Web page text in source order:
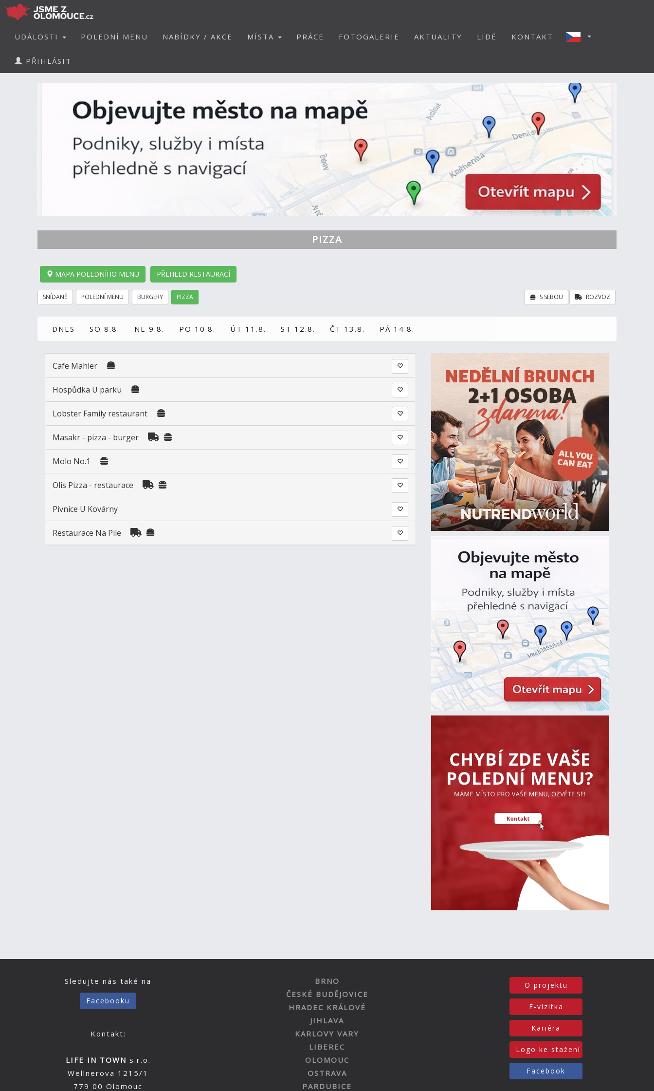
UDÁLOSTI POLEDNÍ MENU NABÍDKY / AKCE MÍSTA PRÁCE FOTOGALERIE AKTUALITY LIDÉ KONTAKT
PŘIHLÁSIT
PIZZA
MAPA POLEDNÍHO MENU PŘEHLED RESTAURACÍ
SNÍDANĚ POLEDNÍ MENU BURGERY PIZZA ROZVOZ
S SEBOU
DNES SO 8.8. NE 9.8. PO 10.8. ÚT 11.8. ST 12.8. ČT 13.8. PÁ 14.8.
Cafe Mahler
Hospůdka U parku
Lobster Family restaurant
Masakr - pizza - burger
Molo No.1
Olis Pizza - restaurace
Pivnice U Kovárny
Restaurace Na Pile
Sledujte nás také na
Facebooku
Kontakt:
LIFE IN TOWN s.r.o.
Wellnerova 1215/1
779 00 Olomouc
BRNO
ČESKÉ BUDĚJOVICE
HRADEC KRÁLOVÉ
JIHLAVA
KARLOVY VARY
LIBEREC
OLOMOUC
OSTRAVA
PARDUBICE
O projektu
E-vizitka
Kariéra
Logo ke stažení
Facebook